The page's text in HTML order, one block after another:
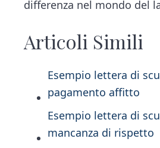
differenza nel mondo del
Articoli Simili
Esempio lettera di
pagamento affitto
Esempio lettera di
mancanza di rispetto